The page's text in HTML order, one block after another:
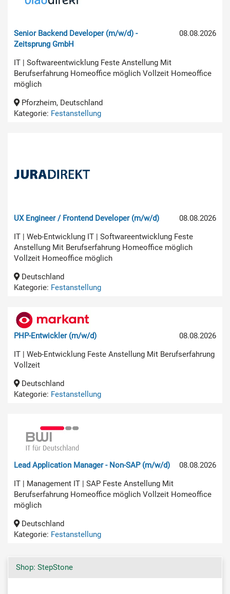
08.08.2026
Senior Backend Developer (m/w/d) -
Zeitsprung GmbH
IT | Softwareentwicklung Feste Anstellung Mit
Berufserfahrung Homeoffice möglich Vollzeit Homeoffice
möglich
Pforzheim, Deutschland
Kategorie: Festanstellung
08.08.2026
UX Engineer / Frontend Developer (m/w/d)
IT | Web-Entwicklung IT | Softwareentwicklung Feste
Anstellung Mit Berufserfahrung Homeoffice möglich
Vollzeit Homeoffice möglich
Deutschland
Kategorie: Festanstellung
08.08.2026
PHP-Entwickler (m/w/d)
IT | Web-Entwicklung Feste Anstellung Mit Berufserfahrung
Vollzeit
Deutschland
Kategorie: Festanstellung
08.08.2026
Lead Application Manager - Non-SAP (m/w/d)
IT | Management IT | SAP Feste Anstellung Mit
Berufserfahrung Homeoffice möglich Vollzeit Homeoffice
möglich
Deutschland
Kategorie: Festanstellung
Shop: StepStone